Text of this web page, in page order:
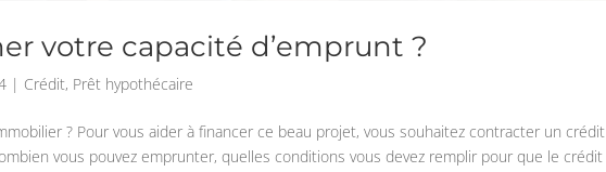
votre capacité d’emprunt ?
| Crédit, Prêt hypothécaire
? Pour vous aider à financer ce beau projet, vous souhaitez contracter un crédit
vous pouvez emprunter, quelles conditions vous devez remplir pour que le crédit